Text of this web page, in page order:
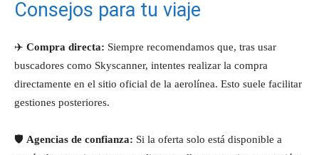
Consejos para tu viaje
✈️ Compra directa: Siempre recomendamos que, tras usar
buscadores como Skyscanner, intentes realizar la compra
directamente en el sitio oficial de la aerolínea. Esto suele facilitar
gestiones posteriores.
🛡️ Agencias de confianza: Si la oferta solo está disponible a